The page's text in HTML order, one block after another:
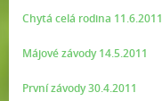
Chytá celá rodina 11.6.2011
Májové závody 14.5.2011
První závody 30.4.2011